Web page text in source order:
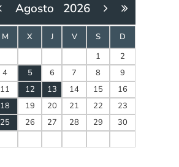
Agosto 2026
M X J V S
D
1
2
4 5 6 7 8
9
11 12 13 14 15
16
18 19 20 21 22
23
25 26 27 28 29
30